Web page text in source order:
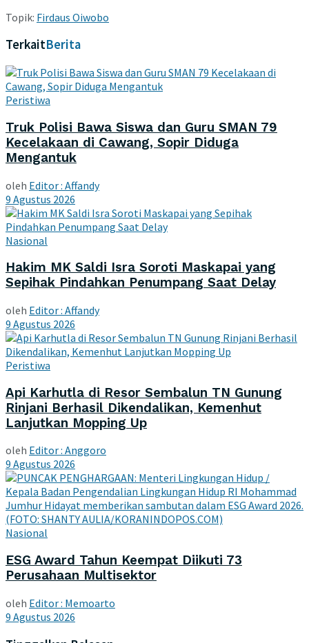
Topik: Firdaus Oiwobo
TerkaitBerita
Peristiwa
Truk Polisi Bawa Siswa dan Guru SMAN 79
Kecelakaan di Cawang, Sopir Diduga
Mengantuk
oleh Editor : Affandy
9 Agustus 2026
Nasional
Hakim MK Saldi Isra Soroti Maskapai yang
Sepihak Pindahkan Penumpang Saat Delay
oleh Editor : Affandy
9 Agustus 2026
Peristiwa
Api Karhutla di Resor Sembalun TN Gunung
Rinjani Berhasil Dikendalikan, Kemenhut
Lanjutkan Mopping Up
oleh Editor : Anggoro
9 Agustus 2026
Nasional
ESG Award Tahun Keempat Diikuti 73
Perusahaan Multisektor
oleh Editor : Memoarto
9 Agustus 2026